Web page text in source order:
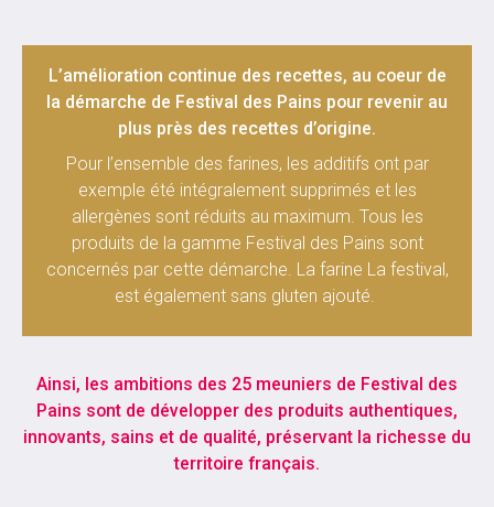
L’amélioration continue des recettes, au coeur de
la démarche de Festival des Pains pour revenir au
plus près des recettes d’origine.
Pour l’ensemble des farines, les additifs ont par
exemple été intégralement supprimés et les
allergènes sont réduits au maximum. Tous les
produits de la gamme Festival des Pains sont
concernés par cette démarche. La farine La festival,
est également sans gluten ajouté.
Ainsi, les ambitions des 25 meuniers de Festival des
Pains sont de développer des produits authentiques,
innovants, sains et de qualité, préservant la richesse du
territoire français.